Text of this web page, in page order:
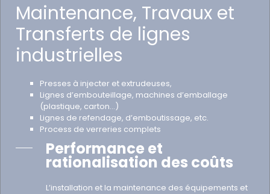
Maintenance, Travaux et
Transferts de lignes
industrielles
Presses à injecter et extrudeuses,
Lignes d’embouteillage, machines d’emballage
(plastique, carton…)
Lignes de refendage, d’emboutissage, etc.
Process de verreries complets
Performance et
rationalisation des coûts
L’installation et la maintenance des équipements et